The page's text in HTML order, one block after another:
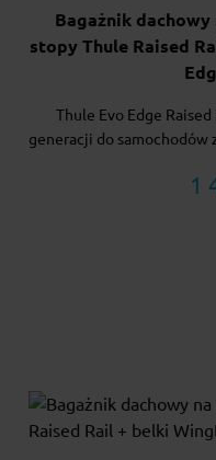
Bagażnik
stopy Thule Raised
Thule Evo Edge
generacji do samochodów
1